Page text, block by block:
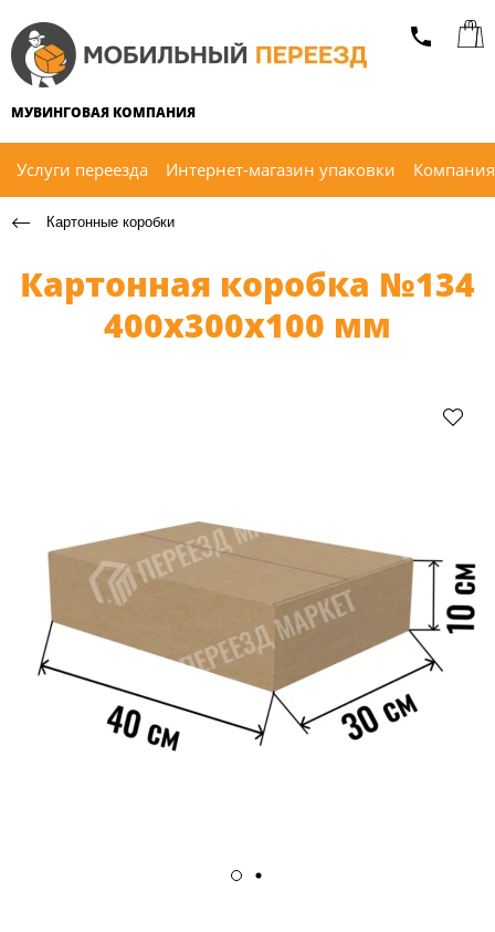
МУВИНГОВАЯ КОМПАНИЯ
Услуги переезда Интернет-магазин упаковки
Картонные коробки
Картонная коробка №134
400х300х100 мм